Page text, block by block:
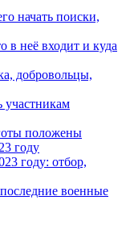
начать поиски,
в неё входит и куда
добровольцы,
положены
году
году: отбор,
военные